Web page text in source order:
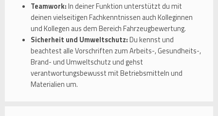
Teamwork:In deiner Funktion unterstützt du mit
deinen vielseitigen Fachkenntnissen auch Kolleginnen
und Kollegen aus dem Bereich Fahrzeugbewertung.
Sicherheit und Umweltschutz:Du kennst und
beachtest alle Vorschriften zum Arbeits-, Gesundheits-,
Brand- und Umweltschutz und gehst
verantwortungsbewusst mit Betriebsmitteln und
Materialien um.